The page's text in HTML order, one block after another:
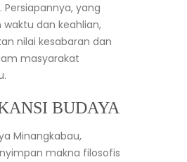
yang
dan keahlian,
nilai kesabaran dan
masyarakat
BUDAYA
Minangkabau,
makna filosofis